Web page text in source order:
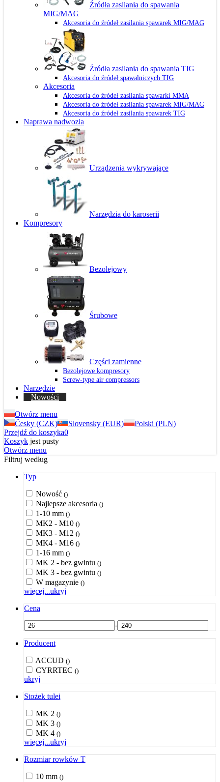
Źródła zasilania do spawania
MIG/MAG
Akcesoria do źródeł zasilania spawarek MIG/MAG
Źródła zasilania do spawania TIG
Akcesoria do źródeł spawalniczych TIG
Akcesoria
Akcesoria do źródeł zasilania spawarki MMA
Akcesoria do źródeł zasilania spawarek MIG/MAG
Akcesoria do źródeł zasilania spawarek TIG
Naprawa nadwozia
Urządzenia wykrywające
Narzędzia do karoserii
Kompresory
Bezolejowy
Śrubowe
Części zamienne
Bezolejowe kompresory
Screw-type air compressors
Narzędzie
Nowości
Otwórz menu
Česky (CZK)
Slovensky (EUR)
Polski (PLN)
Przejdź do koszyka0
Koszyk jest pusty
Otwórz menu
Filtruj według
Typ
Nowość ()
Najlepsze akcesoria ()
1-10 mm ()
MK2 - M10 ()
MK3 - M12 ()
MK4 - M16 ()
1-16 mm ()
MK 2 - bez gwintu ()
MK 3 - bez gwintu ()
W magazynie ()
więcej...ukryj
Cena
-
Producent
ACCUD ()
CYRRTEC ()
ukryj
Stożek tulei
MK 2 ()
MK 3 ()
MK 4 ()
więcej...ukryj
Rozmiar rowków T
10 mm ()